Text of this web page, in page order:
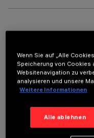
OPTIONALE
TECHNISCHE
Wenn Sie auf „Alle
Speicherung von Cookies
Websitenavigation zu
analysieren und unsere
Weitere Informationen
Alle ablehnen